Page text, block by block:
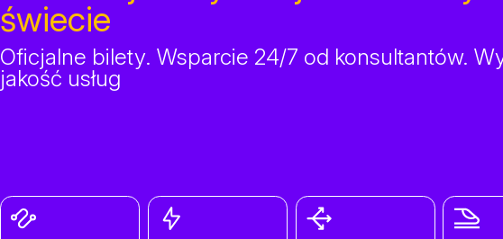
świecie
Oficjalne bilety. Wsparcie 24/7 od konsultantów.
jakość usług